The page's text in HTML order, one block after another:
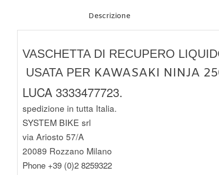
Descrizione
VASCHETTA DI RECUPERO
USATA PER KAWASAKI NINJA
LUCA 3333477723.
spedizione in tutta Italia.
SYSTEM BIKE srl
via Ariosto 57/A
20089 Rozzano Milano
Phone +39 (0)2 8259322